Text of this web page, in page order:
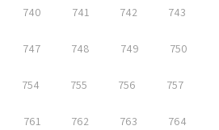
740 741 742 743
747 748 749 750
754 755 756 757
761 762 763 764